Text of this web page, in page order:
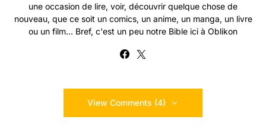
une occasion de lire, voir, découvrir quelque chose de
nouveau, que ce soit un comics, un anime, un manga, un livre
ou un film... Bref, c'est un peu notre Bible ici à Oblikon
View Comments (4)